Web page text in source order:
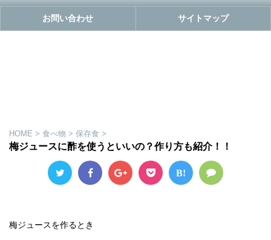
お問い合わせ サイトマップ
HOME > 食べ物 > 保存食 >
梅ジュースに酢を使うといいの？作り方も紹介！！
B!
梅ジュースを作るとき